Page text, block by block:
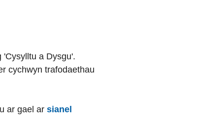
'Cysylltu a Dysgu'.
cychwyn trafodaethau
ar gael arsianel